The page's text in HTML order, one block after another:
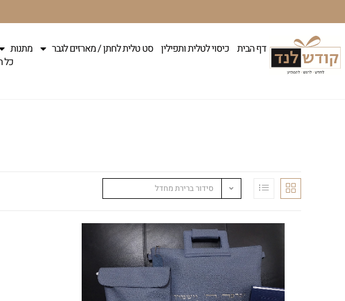
דף הבית כיסוי לטלית ותפילין סט טלית לחתן / מארזים לגבר מתנות
כל
סידור ברירת מחדל